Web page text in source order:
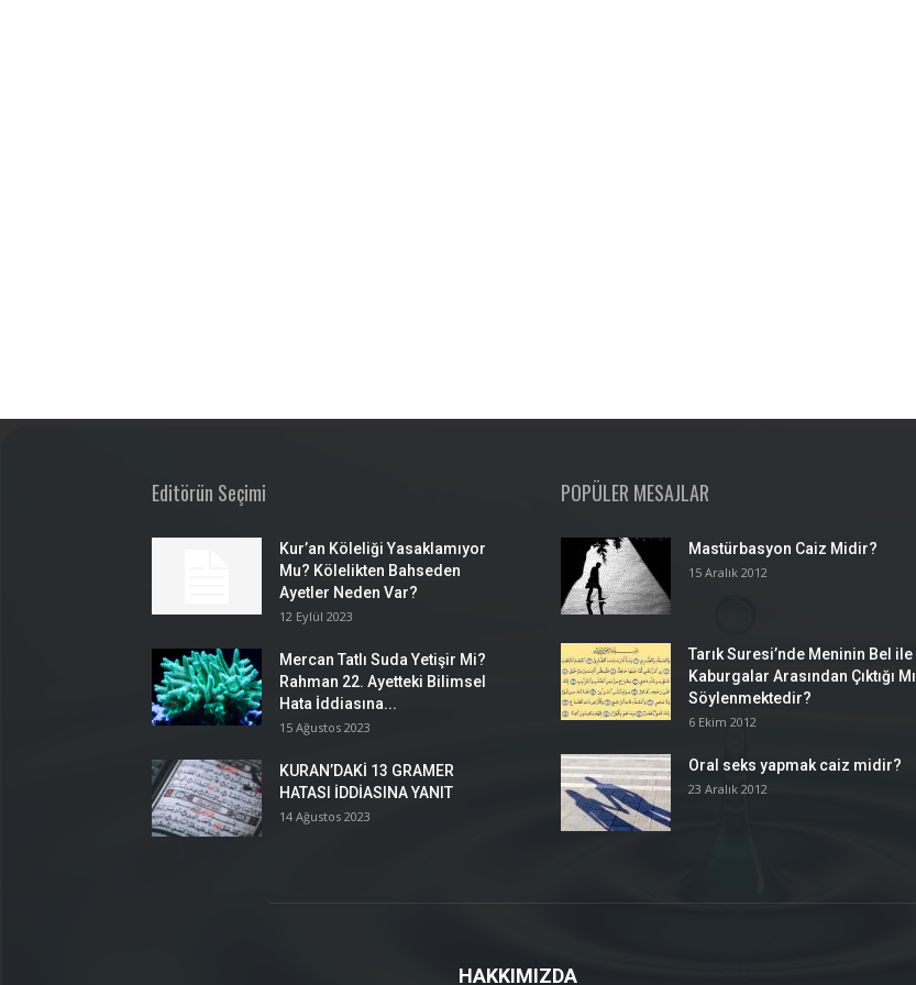
Editörün Seçimi
Kur’an Köleliği Yasaklamıyor
Mu? Kölelikten Bahseden
Ayetler Neden Var?
12 Eylül 2023
Mercan Tatlı Suda Yetişir Mi?
Rahman 22. Ayetteki Bilimsel
Hata İddiasına...
15 Ağustos 2023
KURAN’DAKİ 13 GRAMER
HATASI İDDİASINA YANIT
14 Ağustos 2023
POPÜLER MESAJLAR
Mastürbasyon Caiz Midir?
15 Aralık 2012
Tarık Suresi’nde Meninin Bel ile
Kaburgalar Arasından Çıktığı Mı
Söylenmektedir?
6 Ekim 2012
Oral seks yapmak caiz midir?
23 Aralık 2012
HAKKIMIZDA